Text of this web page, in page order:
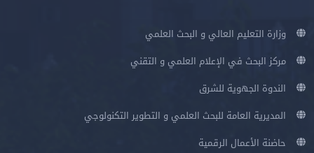
وزارة التعليم العالي و البحث العلمي
مركز البحث في الإعلام العلمي و التقني
الندوة الجهوية للشرق
المديرية العامة للبحث العلمي و التطوير التكنولوجي
حاضنة الأعمال الرقمية